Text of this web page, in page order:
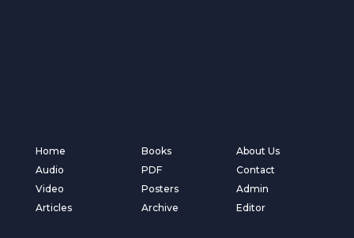
Home
Audio
Video
Articles
Books
PDF
Posters
Archive
About Us
Contact
Admin
Editor